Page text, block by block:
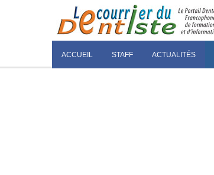
ACCUEIL STAFF ACTUALITÉS